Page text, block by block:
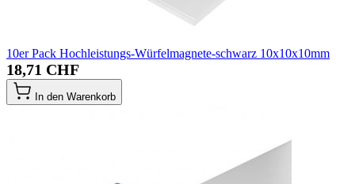
10er Pack Hochleistungs-Würfelmagnete-schwarz 10x10x10mm
18,71 CHF
In den Warenkorb